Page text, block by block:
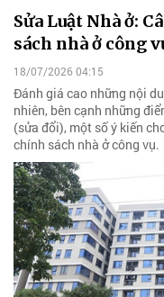
Sửa Luật Nhà ở:
sách nhà ở công
18/07/2026 04:15
Đánh giá cao những nội
nhiên, bên cạnh những
(sửa đổi), một số ý kiến
chính sách nhà ở công vụ.